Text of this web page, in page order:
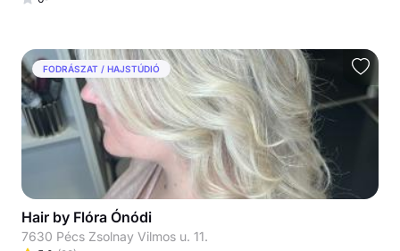
FODRÁSZAT / HAJSTÚDIÓ
Hair by Flóra Ónódi
7630 Pécs Zsolnay Vilmos u. 11.